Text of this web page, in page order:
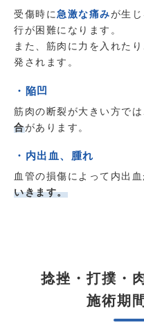
受傷時に急激な痛みが生
行が困難になります。
また、筋肉に力を入れた
発されます。
・陥凹
筋肉の断裂が大きい方では
合があります。
・内出血、腫れ
血管の損傷によって内出血
いきます。
捻挫・打撲・
施術期